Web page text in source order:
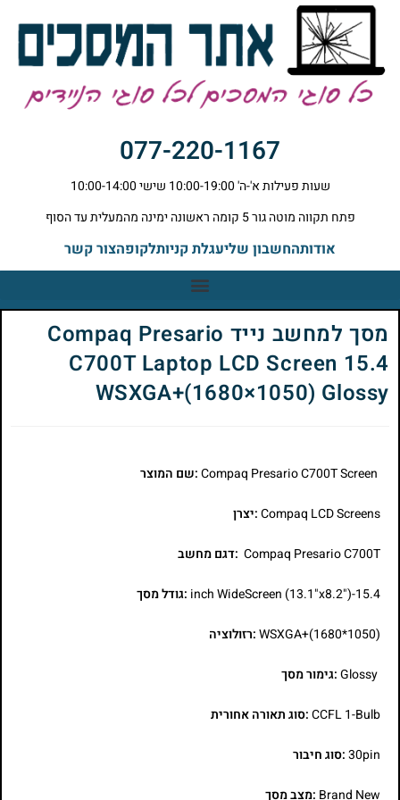
077-220-1167
שעות פעילות א'-ה' 10:00-19:00 שישי 10:00-14:00
פתח תקווה מוטה גור 5 קומה ראשונה ימינה מהמעלית עד הסוף
אודותהחשבון שליעגלת קניותלקופהצור קשר
מסך למחשב נייד Compaq Presario
C700T Laptop LCD Screen 15.4
WSXGA+(1680×1050) Glossy
:שם המוצר
Compaq LCD Screens:יצרן
Compaq Presario C700T :דגם מחשב
15.4-inch WideScreen (13.1"x8.2") :גודל מסך
WSXGA+(1680*1050):רזולוציה
Glossy:גימור מסך
CCFL 1-Bulb:סוג תאורה אחורית
30pin:סוג חיבור
Brand New :מצב מסך